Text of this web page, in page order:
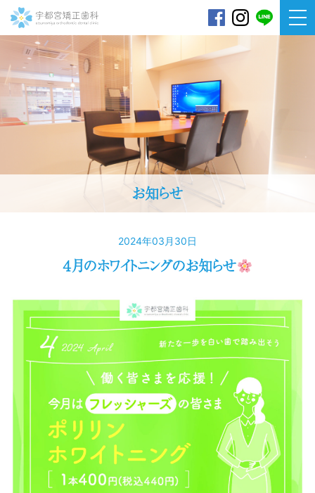
宇都宮矯正歯科
お知らせ
2024年03月30日
４月のホワイトニングのお知らせ